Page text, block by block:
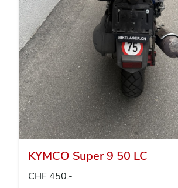
KYMCO Super 9 50 LC
CHF 450.-